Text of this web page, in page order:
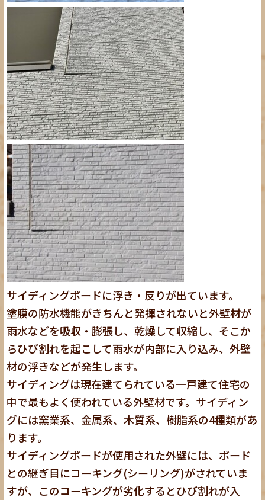
サイディングボードに浮き・反りが出ています。
塗膜の防水機能がきちんと発揮されないと外壁材が
雨水などを吸収・膨張し、乾燥して収縮し、そこか
らひび割れを起こして雨水が内部に入り込み、外壁
材の浮きなどが発生します。
サイディングは現在建てられている一戸建て住宅の
中で最もよく使われている外壁材です。サイディン
グには窯業系、金属系、木質系、樹脂系の4種類があ
ります。
サイディングボードが使用された外壁には、ボード
との継ぎ目にコーキング(シーリング)がされていま
すが、このコーキングが劣化するとひび割れが入